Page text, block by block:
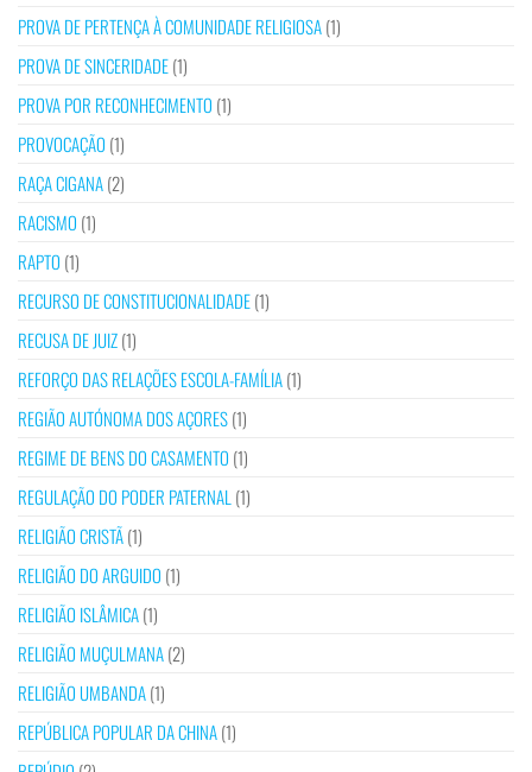
PROVA DE PERTENÇA À COMUNIDADE RELIGIOSA(1)
PROVA DE SINCERIDADE(1)
PROVA POR RECONHECIMENTO (1)
PROVOCAÇÃO (1)
RAÇA CIGANA(2)
RACISMO (1)
RAPTO (1)
RECURSO DE CONSTITUCIONALIDADE(1)
RECUSA DE JUIZ(1)
REFORÇO DAS RELAÇÕES ESCOLA-FAMÍLIA(1)
REGIÃO AUTÓNOMA DOS AÇORES(1)
REGIME DE BENS DO CASAMENTO (1)
REGULAÇÃO DO PODER PATERNAL (1)
RELIGIÃO CRISTÃ(1)
RELIGIÃO DO ARGUIDO (1)
RELIGIÃO ISLÂMICA(1)
RELIGIÃO MUÇULMANA(2)
RELIGIÃO UMBANDA(1)
REPÚBLICA POPULAR DA CHINA(1)